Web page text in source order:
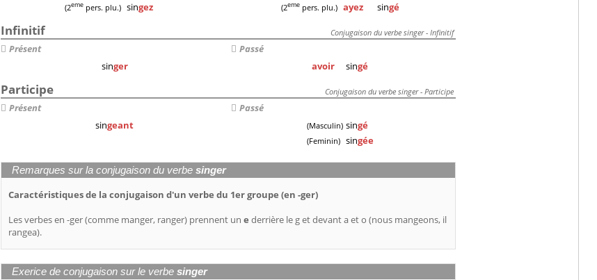
(2emepers. plu.) singez (2emepers. plu.) ayez singé
Conjugaison du verbe singer - Infinitif
Infinitif
Présent
singer
Passé
avoir
singé
Conjugaison du verbe singer - Participe
Participe
Présent
singeant
Passé
(Masculin) singé
(Feminin) singée
Remarques sur la conjugaison du verbesinger
Caractéristiques de la conjugaison d'un verbe du 1er groupe (en -ger)
Les verbes en -ger (comme manger, ranger) prennent une derrière le g et devant a et o (nous mangeons, il
rangea).
Exerice de conjugaison sur le verbesinger